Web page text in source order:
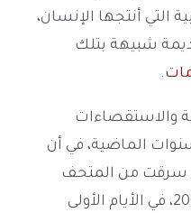
التي أنتجها الإنسان،
شبيهة بتلك
.
والاستقصاءات
الماضية، في أن
سرقت من المتحف
الوطني العراقي خلال عام 2003، في الأيام الأولى